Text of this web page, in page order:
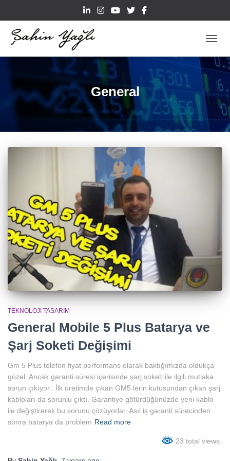
General
TEKNOLOJI TASARIM
General Mobile 5 Plus Batarya ve
Şarj Soketi Değişimi
Gm 5 Plus telefon fiyat performans olarak baktığımızda oldukça
güzel. Ancak garanti süresi içerisinde şarj soketi ile ilgili mutlaka
sorun çıkıyor. İlk üretimde çıkan GM5 lerin kutusundan çıkan şarj
kabloları da sorunlu çıktı. Garantiye götürdüğünüzde yeni kablo
ile değiştirerek bu sorunu çözüyorlar. Asıl iş garanti sürecinden
sonra batarya da problem Read more
23 total views